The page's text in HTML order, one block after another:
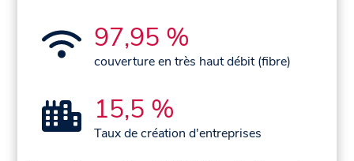
97,95 %
couverture en très haut débit (fibre)
15,5 %
Taux de création d'entreprises